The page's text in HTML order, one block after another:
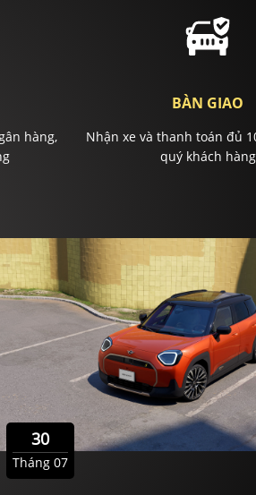
hàng,
BÀN GIAO
Nhận xe và thanh toán đủ
quý khách hàng
30
Tháng 07